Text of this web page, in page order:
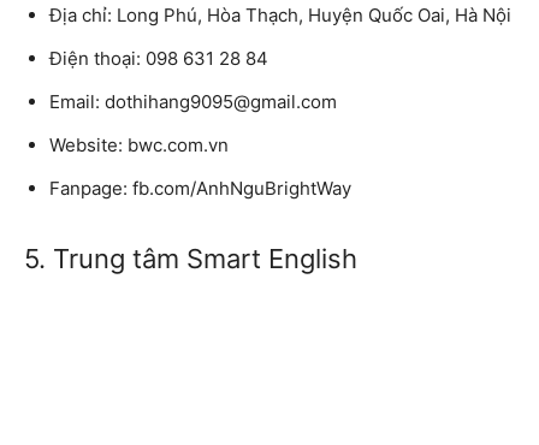
Địa chỉ: Long Phú, Hòa Thạch, Huyện Quốc Oai, Hà Nội
Điện thoại: 098 631 28 84
Email: dothihang9095@gmail.com
Website: bwc.com.vn
Fanpage: fb.com/AnhNguBrightWay
5. Trung tâm Smart English